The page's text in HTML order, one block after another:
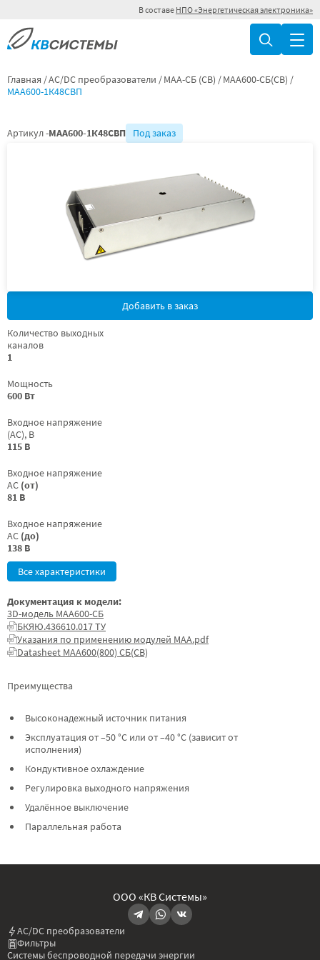
В составе НПО «Энергетическая электроника»
Главная AC/DC преобразователи МАА-СБ (СВ)
МАА600-СБ(СВ)
МАА600-1К48СВП
Артикул -МАА600-1К48СВП Под заказ
Добавить в заказ
Количество выходных
каналов
1
Мощность
600 Вт
Входное напряжение
(AC), В
115 В
Входное напряжение
AC (от)
81 В
Входное напряжение
AC (до)
138 В
Все характеристики
Преимущества
Высоконадежный источник питания
Эксплуатация от –50 °C или от –40 °C (зависит от
исполнения)
Кондуктивное охлаждение
Регулировка выходного напряжения
Удалённое выключение
Параллельная работа
Документация к модели:
3D-модель МАА600-СБ
БКЯЮ.436610.017 ТУ
Указания по применению модулей МАА.pdf
Datasheet МАА600(800) СБ(СВ)
ООО «КВ Системы»
AC/DC преобразователи
Фильтры
Системы беспроводной передачи энергии